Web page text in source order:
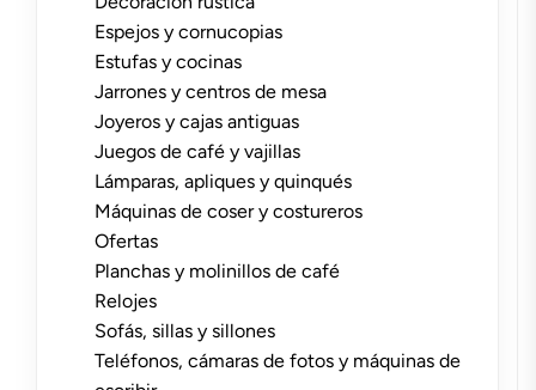
Espejos y cornucopias
Estufas y cocinas
Jarrones y centros de mesa
Joyeros y cajas antiguas
Juegos de café y vajillas
Lámparas, apliques y quinqués
Máquinas de coser y costureros
Ofertas
Planchas y molinillos de café
Relojes
Sofás, sillas y sillones
Teléfonos, cámaras de fotos y máquinas de